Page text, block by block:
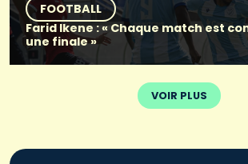
FOOTBALL
Farid Ikene : « Chaque match est
une finale »
VOIR PLUS